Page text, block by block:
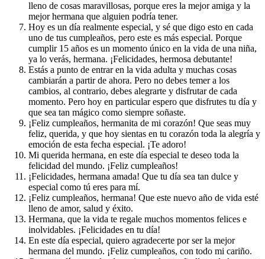
lleno de cosas maravillosas, porque eres la mejor amiga y la
mejor hermana que alguien podría tener.
Hoy es un día realmente especial, y sé que digo esto en cada
uno de tus cumpleaños, pero este es más especial. Porque
cumplir 15 años es un momento único en la vida de una niña,
ya lo verás, hermana. ¡Felicidades, hermosa debutante!
Estás a punto de entrar en la vida adulta y muchas cosas
cambiarán a partir de ahora. Pero no debes temer a los
cambios, al contrario, debes alegrarte y disfrutar de cada
momento. Pero hoy en particular espero que disfrutes tu día y
que sea tan mágico como siempre soñaste.
¡Feliz cumpleaños, hermanita de mi corazón! Que seas muy
feliz, querida, y que hoy sientas en tu corazón toda la alegría y
emoción de esta fecha especial. ¡Te adoro!
Mi querida hermana, en este día especial te deseo toda la
felicidad del mundo. ¡Feliz cumpleaños!
¡Felicidades, hermana amada! Que tu día sea tan dulce y
especial como tú eres para mí.
¡Feliz cumpleaños, hermana! Que este nuevo año de vida esté
lleno de amor, salud y éxito.
Hermana, que la vida te regale muchos momentos felices e
inolvidables. ¡Felicidades en tu día!
En este día especial, quiero agradecerte por ser la mejor
hermana del mundo. ¡Feliz cumpleaños, con todo mi cariño.